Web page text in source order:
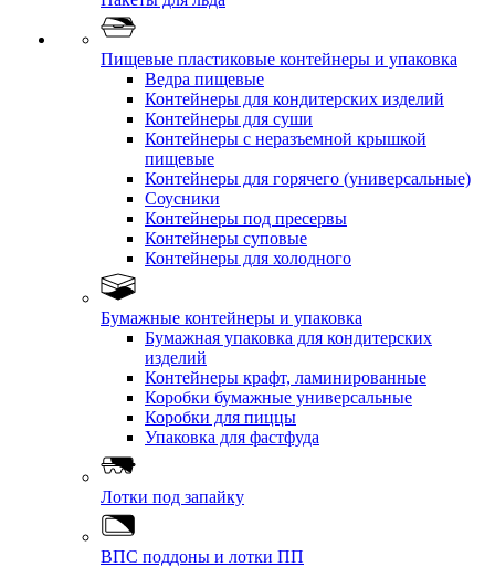
Пищевые пластиковые контейнеры и упаковка
Ведра пищевые
Контейнеры для кондитерских изделий
Контейнеры для суши
Контейнеры с неразъемной крышкой
пищевые
Контейнеры для горячего (универсальные)
Соусники
Контейнеры под пресервы
Контейнеры суповые
Контейнеры для холодного
Бумажные контейнеры и упаковка
Бумажная упаковка для кондитерских
изделий
Контейнеры крафт, ламинированные
Коробки бумажные универсальные
Коробки для пиццы
Упаковка для фастфуда
Лотки под запайку
ВПС поддоны и лотки ПП